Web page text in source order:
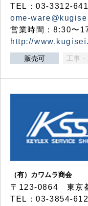
TEL：03-3312-
ome-
営業時間：8:30〜
http://
販売可 工事
（有）カワムラ商会
〒123-0864 東京
TEL：03-3854-